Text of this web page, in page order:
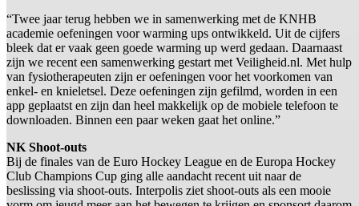
“Twee jaar terug hebben we in samenwerking met de KNHB
academie oefeningen voor warming ups ontwikkeld. Uit de cijfers
bleek dat er vaak geen goede warming up werd gedaan. Daarnaast
zijn we recent een samenwerking gestart met Veiligheid.nl. Met hulp
van fysiotherapeuten zijn er oefeningen voor het voorkomen van
enkel- en knieletsel. Deze oefeningen zijn gefilmd, worden in een
app geplaatst en zijn dan heel makkelijk op de mobiele telefoon te
downloaden. Binnen een paar weken gaat het online.”
NK Shoot-outs
Bij de finales van de Euro Hockey League en de Europa Hockey
Club Champions Cup ging alle aandacht recent uit naar de
beslissing via shoot-outs. Interpolis ziet shoot-outs als een mooie